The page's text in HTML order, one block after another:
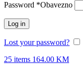
Password *Obavezno
Log in
Lost your password?
25 items 164.00 KM